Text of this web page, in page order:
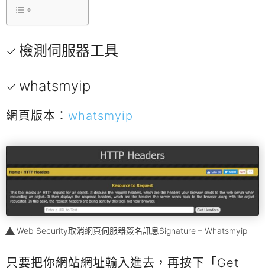
檢測伺服器工具
whatsmyip
網頁版本： whatsmyip
Web Security取消網頁伺服器簽名訊息Signature – Whatsmyip
只要把你網站網址輸入進去，再按下「Get